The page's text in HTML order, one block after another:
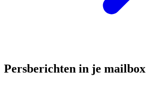
Persberichten in je mailbox